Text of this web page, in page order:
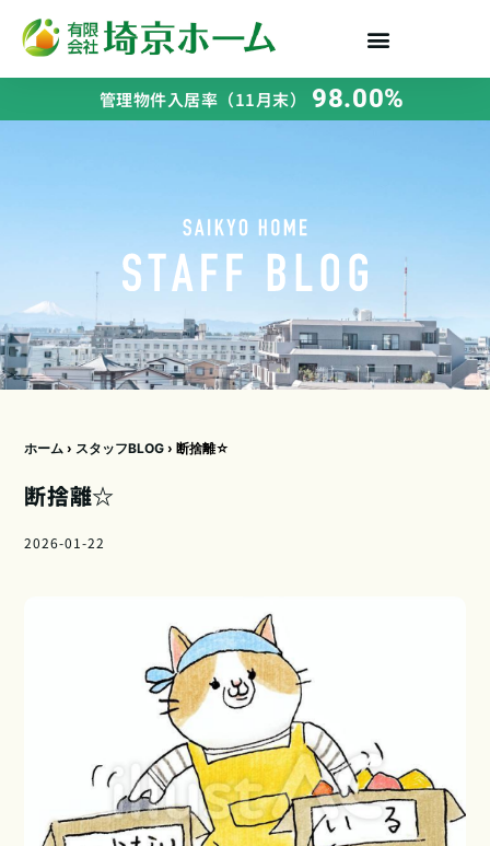
管理物件入居率（11月末） 98.00%
ホーム › スタッフBLOG › 断捨離☆
断捨離☆
2026-01-22